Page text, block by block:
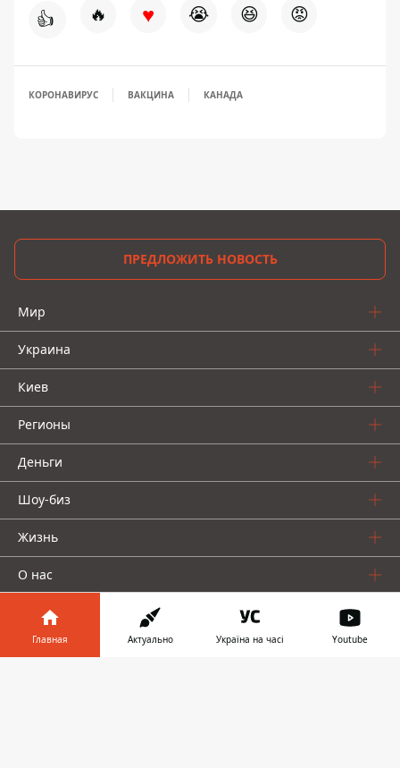
👍 🔥 ♥ 😭 😆 😡
КОРОНАВИРУС ВАКЦИНА КАНАДА
ПРЕДЛОЖИТЬ НОВОСТЬ
Мир
Украина
Киев
Регионы
Деньги
Шоу-биз
Жизнь
О нас
Главная Актуально Україна на часі Youtube